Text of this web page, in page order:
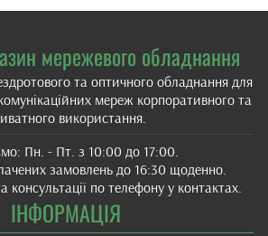
мережевого обладнання
та оптичного обладнання для
мереж корпоративного та
використання.
Пн. - Пт. з 10:00 до 17:00.
замовлень до 16:30 щоденно.
консультації по телефону у контактах.
ІНФОРМАЦІЯ